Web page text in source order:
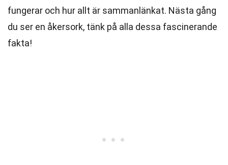
fungerar och hur allt är sammanlänkat. Nästa gång
du ser en åkersork, tänk på alla dessa fascinerande
fakta!